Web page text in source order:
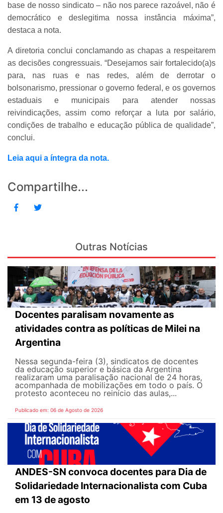
base de nosso sindicato – não nos parece razoável, não é
democrático e deslegitima nossa instância máxima”,
destaca a nota.
A diretoria conclui conclamando as chapas a respeitarem
as decisões congressuais. “Desejamos sair fortalecido(a)s
para, nas ruas e nas redes, além de derrotar o
bolsonarismo, pressionar o governo federal, e os governos
estaduais e municipais para atender nossas
reivindicações, assim como reforçar a luta por salário,
condições de trabalho e educação pública de qualidade”,
conclui.
Leia aqui a íntegra da nota.
Compartilhe...
Outras Notícias
Docentes paralisam novamente as
atividades contra as políticas de Milei na
Argentina
Nessa segunda-feira (3), sindicatos de docentes
da educação superior e básica da Argentina
realizaram uma paralisação nacional de 24 horas,
acompanhada de mobilizações em todo o país. O
protesto aconteceu no reinício das aulas,...
Publicado em: 06 de Agosto de 2026
ANDES-SN convoca docentes para Dia de
Solidariedade Internacionalista com Cuba
em 13 de agosto